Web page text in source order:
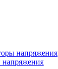
напряжения
напряжения